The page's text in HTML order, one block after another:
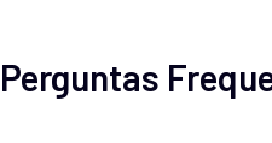
Perguntas